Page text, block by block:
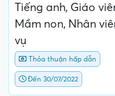
Tiếng anh, Giáo
Mầm non, Nhân
vụ
Thỏa thuận hấp dẫn
Đến 30/07/2022